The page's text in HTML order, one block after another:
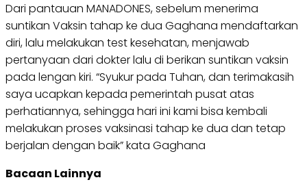
Dari pantauan MANADONES, sebelum menerima
suntikan Vaksin tahap ke dua Gaghana mendaftarkan
diri, lalu melakukan test kesehatan, menjawab
pertanyaan dari dokter lalu di berikan suntikan vaksin
pada lengan kiri. “Syukur pada Tuhan, dan terimakasih
saya ucapkan kepada pemerintah pusat atas
perhatiannya, sehingga hari ini kami bisa kembali
melakukan proses vaksinasi tahap ke dua dan tetap
berjalan dengan baik” kata Gaghana
Bacaan Lainnya